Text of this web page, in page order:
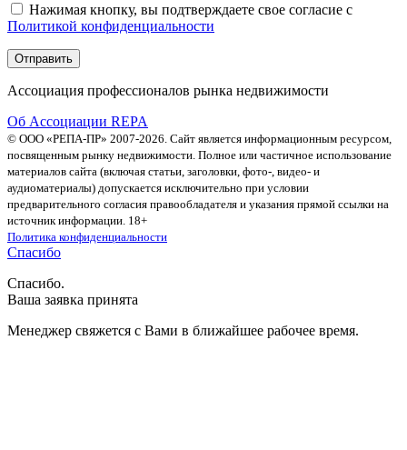
Нажимая кнопку, вы подтверждаете свое согласие с
Политикой конфиденциальности
Ассоциация профессионалов рынка недвижимости
Об Ассоциации REPA
© ООО «РЕПА-ПР» 2007-2026. Сайт является информационным ресурсом,
посвященным рынку недвижимости. Полное или частичное использование
материалов сайта (включая статьи, заголовки, фото-, видео- и
аудиоматериалы) допускается исключительно при условии
предварительного согласия правообладателя и указания прямой ссылки на
источник информации. 18+
Политика конфиденциальности
Спасибо
Спасибо.
Ваша заявка принята
Менеджер свяжется с Вами в ближайшее рабочее время.